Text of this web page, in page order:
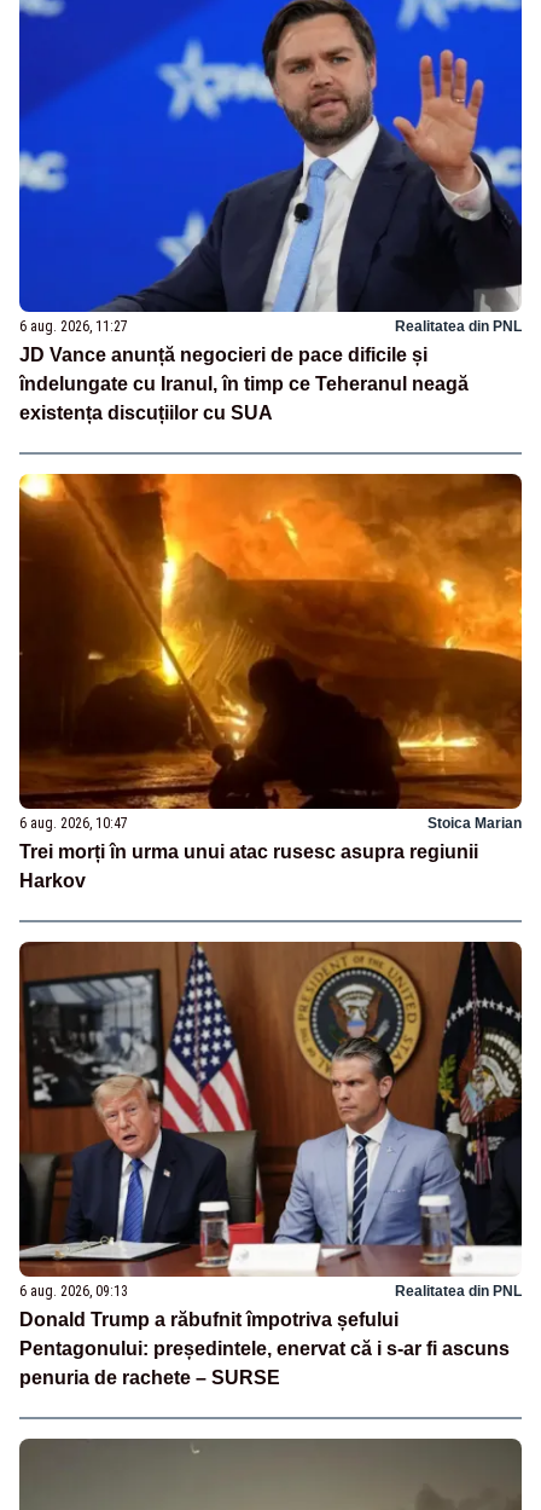
6 aug. 2026, 11:27 Realitatea din PNL
JD Vance anunță negocieri de pace dificile și
îndelungate cu Iranul, în timp ce Teheranul neagă
existența discuțiilor cu SUA
6 aug. 2026, 10:47 Stoica Marian
Trei morți în urma unui atac rusesc asupra regiunii
Harkov
6 aug. 2026, 09:13 Realitatea din PNL
Donald Trump a răbufnit împotriva șefului
Pentagonului: președintele, enervat că i s-ar fi ascuns
penuria de rachete – SURSE